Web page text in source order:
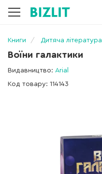
Книги Дитяча література
Воїни галактики
Видавництво: Arial
Код товару: 114143